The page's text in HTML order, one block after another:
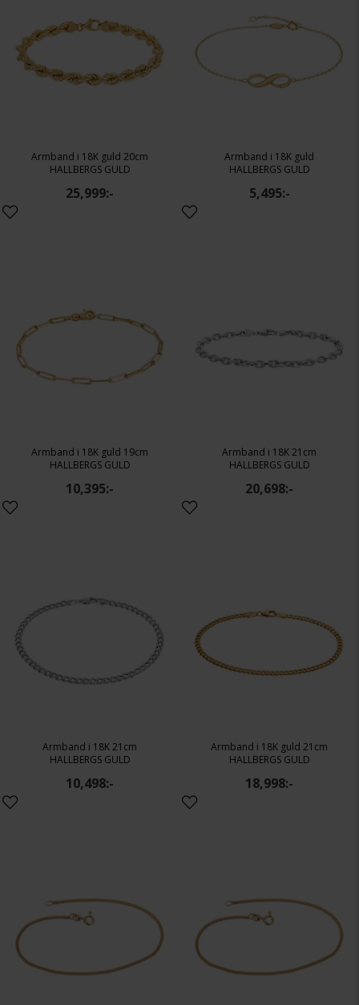
Armband i 18K guld 20cm
HALLBERGS GULD
25,999:-
Armband i 18K guld
HALLBERGS GULD
5,495:-
Armband i 18K guld 19cm
HALLBERGS GULD
10,395:-
Armband i 18K 21cm
HALLBERGS GULD
20,698:-
Armband i 18K 21cm
HALLBERGS GULD
10,498:-
Armband i 18K guld 21cm
HALLBERGS GULD
18,998:-